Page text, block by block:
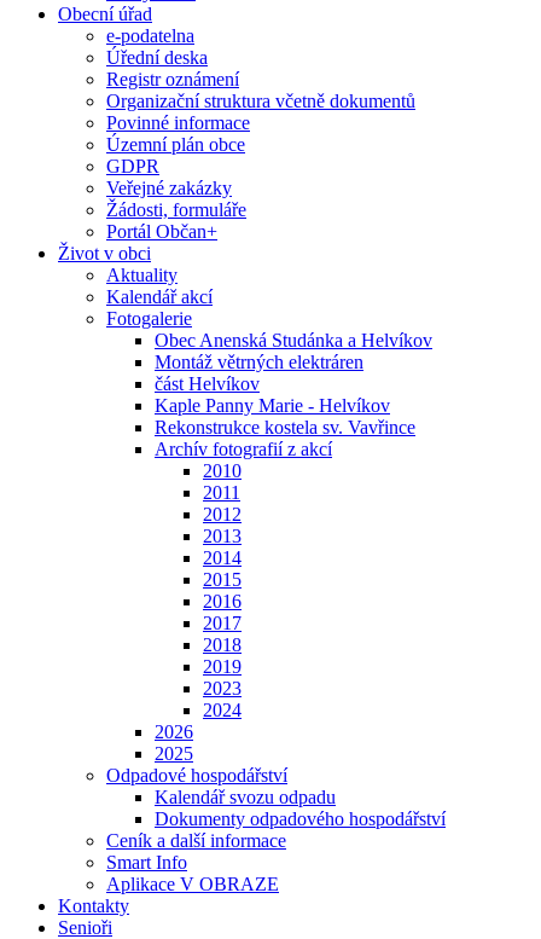
Obecní úřad
e-podatelna
Úřední deska
Registr oznámení
Organizační struktura včetně dokumentů
Povinné informace
Územní plán obce
GDPR
Veřejné zakázky
Žádosti, formuláře
Portál Občan+
Život v obci
Aktuality
Kalendář akcí
Fotogalerie
Obec Anenská Studánka a Helvíkov
Montáž větrných elektráren
část Helvíkov
Kaple Panny Marie - Helvíkov
Rekonstrukce kostela sv. Vavřince
Archív fotografií z akcí
2010
2011
2012
2013
2014
2015
2016
2017
2018
2019
2023
2024
2026
2025
Odpadové hospodářství
Kalendář svozu odpadu
Dokumenty odpadového hospodářství
Ceník a další informace
Smart Info
Aplikace V OBRAZE
Kontakty
Senioři